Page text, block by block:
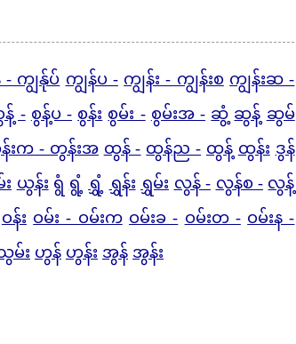
- ကျွန်ုပ် ကျွန်ပ - ကျွန်း - ကျွန်းစ ကျွန်းဆ -
န့် - စွန့်ပ - စွန်း စွမ်း - စွမ်းအ - ဆွံ့ ဆွန့် ဆွမ်
းက - တွန်းအ ထွန် - ထွန်ည - ထွန့် ထွန်း ဒွန်
ယွန်း ရွံ ရွံ့ ရွှံ့ ရွှန်း ရွှမ်း လွန် - လွန်စ - လွန့်
ဝန်း ဝမ်း - ဝမ်းက ဝမ်းခ - ဝမ်းတ - ဝမ်းန -
မ်း ဟွန် ဟွန်း အွန် အွန်း